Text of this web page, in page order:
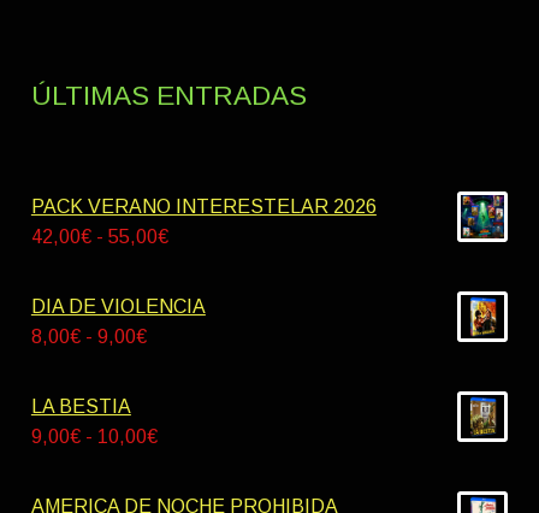
ÚLTIMAS ENTRADAS
PACK VERANO INTERESTELAR 2026
42,00€ - 55,00€Rango
precios:
DIA DE VIOLENCIA
8,00€ - 9,00€Rango
desde
LA BESTIA
9,00€ - 10,00€Rango
precios:
AMERICA DE NOCHE PROHIBIDA